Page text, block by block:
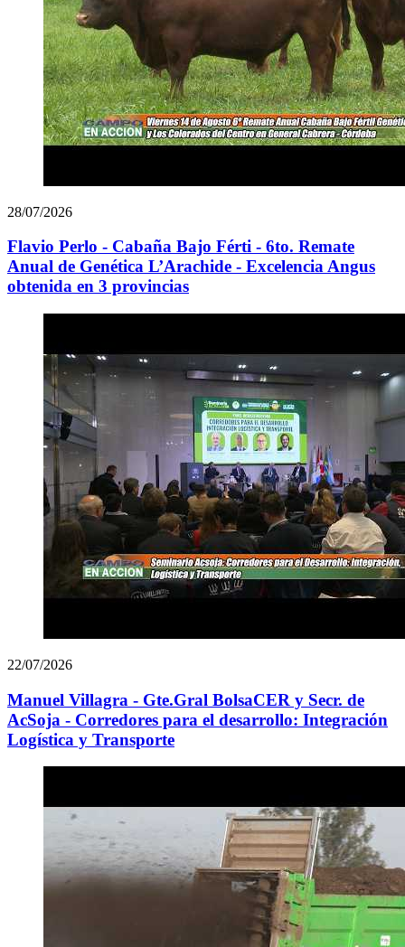
28/07/2026
Flavio Perlo - Cabaña Bajo Férti - 6to. Remate
Anual de Genética L’Arachide - Excelencia Angus
obtenida en 3 provincias
22/07/2026
Manuel Villagra - Gte.Gral BolsaCER y Secr. de
AcSoja - Corredores para el desarrollo: Integración
Logística y Transporte